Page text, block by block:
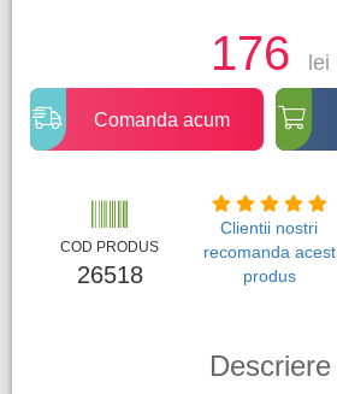
176 lei
Comanda acum
COD PRODUS
26518
Clientii nostri
recomanda acest
produs
Descriere